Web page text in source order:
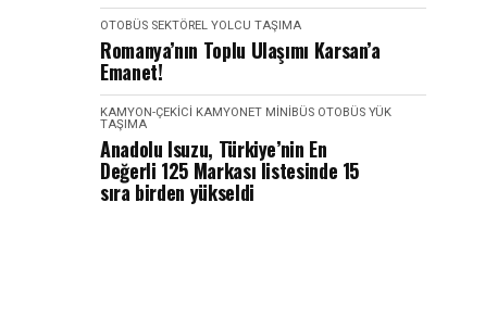
OTOBÜS SEKTÖREL YOLCU TAŞIMA
Romanya’nın Toplu Ulaşımı Karsan’a
Emanet!
KAMYON-ÇEKICI KAMYONET MINIBÜS OTOBÜS YÜK
TAŞIMA
Anadolu Isuzu, Türkiye’nin En
Değerli 125 Markası listesinde 15
sıra birden yükseldi